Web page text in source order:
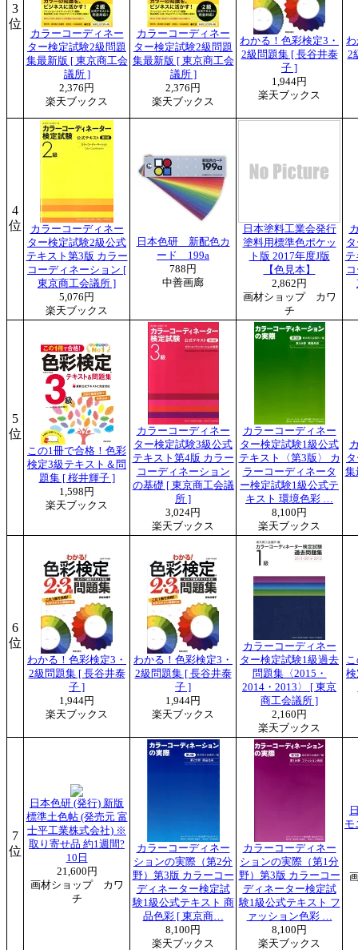
3
位
カラーコーディネー
ター検定試験2級問題
集最新版 [ 東京商工会
議所 ]
2,376円
楽天ブックス
カラーコーディネー
ター検定試験2級問題
集最新版 [ 東京商工会
議所 ]
2,376円
楽天ブックス
わかる！色彩検定3・
2級問題集 [ 長谷井泰
子 ]
1,944円
楽天ブックス
2
4
位
カラーコーディネー
ター検定試験2級公式
テキスト第3版 カラー
コーディネーション [
東京商工会議所 ]
5,076円
楽天ブックス
日本色研 新配色カ
ード 199a
788円
中善画廊
日本塗料工業会発行
塗料用標準色ポケッ
ト版 2017年度J版
【色見本】
2,862円
画材ショップ カワ
チ
テ
5
位
この1冊で合格！色彩
検定3級テキスト＆問
題集 [ 桜井輝子 ]
1,598円
楽天ブックス
カラーコーディネー
ター検定試験3級公式
テキスト第4版 カラー
コーディネーション
の基礎 [ 東京商工会議
所 ]
3,024円
楽天ブックス
カラーコーディネー
ター検定試験1級公式
テキスト〈第3版〉 カ
ラーコーディネータ
ー検定試験1級公式テ
キスト 環境色彩 …
8,100円
楽天ブックス
集
6
位
わかる！色彩検定3・
2級問題集 [ 長谷井泰
子 ]
1,944円
楽天ブックス
わかる！色彩検定3・
2級問題集 [ 長谷井泰
子 ]
1,944円
楽天ブックス
カラーコーディネー
ター検定試験1級過去
問題集〈2015・
2014・2013〉 [ 東京
商工会議所 ]
2,160円
楽天ブックス
7
位
日本色研 (発行) 新版
標準土色帖 (発売元 富
士平工業株式会社) ※
取り寄せ品 約1週間?
10日
21,600円
画材ショップ カワ
チ
カラーコーディネー
ションの実際（第2分
野）第3版 カラーコー
ディネーター検定試
験1級公式テキスト 商
品色彩 [ 東京商…
8,100円
楽天ブックス
カラーコーディネー
ションの実際（第1分
野）第3版 カラーコー
ディネーター検定試
験1級公式テキスト フ
ァッション色彩 …
8,100円
楽天ブックス
モ